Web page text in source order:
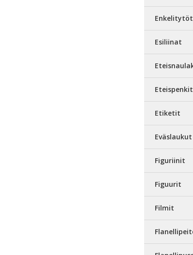
Enkelitytöt
Esiliinat
Eteispenkit
Etiketit
Eväslaukut
Figuriinit
Figuurit
Filmit